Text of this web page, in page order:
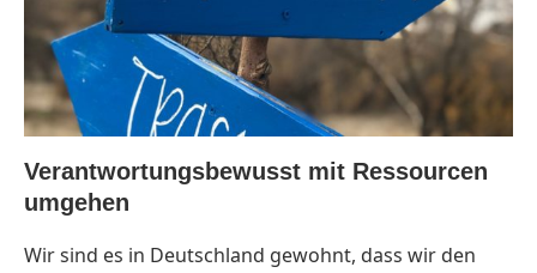
Verantwortungsbewusst mit Ressourcen
umgehen
Wir sind es in Deutschland gewohnt, dass wir den